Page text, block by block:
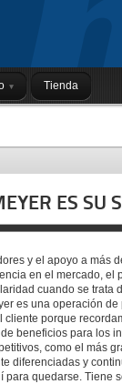
Tienda
ES SU
y el apoyo a más
en el mercado, el
cuando se trata
es una operación
porque
beneficios para los
como el más
diferenciadas y
para quedarse. Tiene